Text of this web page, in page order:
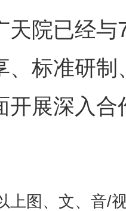
院已经与7
、标准研
开展深入
上图、文、音/